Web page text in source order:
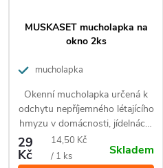
MUSKASET mucholapka na
okno 2ks
mucholapka
Okenní mucholapka určená k
odchytu nepříjemného létajícího
hmyzu v domácnosti, jídelnách,
kancelářích a kuchyních.
29
Kč
Měrná
cena:
14,50 Kč
/ 1 ks
Skladem